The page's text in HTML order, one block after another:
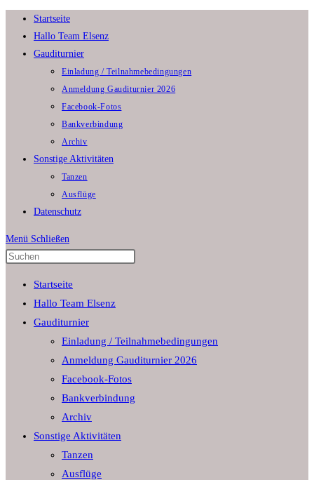
Zum
Inhalt
springen
Startseite
Hallo Team Elsenz
Gauditurnier
Einladung / Teilnahmebedingungen
Anmeldung Gauditurnier 2026
Facebook-Fotos
Bankverbindung
Archiv
Sonstige Aktivitäten
Tanzen
Ausflüge
Datenschutz
Menü Schließen
search
panel.
Startseite
Hallo Team Elsenz
Gauditurnier
Einladung / Teilnahmebedingungen
Anmeldung Gauditurnier 2026
Facebook-Fotos
Bankverbindung
Archiv
Sonstige Aktivitäten
Tanzen
Ausflüge